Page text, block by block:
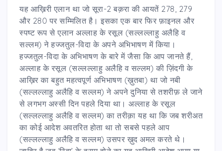
यह आख़िरी एलान था जो सूरा-2 बक़रा की आयतें 278, 279
और 280 पर सम्मिलित है। इसका एक बार फिर फ़ाइनल और
स्पष्ट रूप से एलान अल्लाह के रसूल (सल्लल्लाहु अलैहि व
सल्लम) ने हज्जतुल-विदा के अपने अभिभाषण में किया।
हज्जतुल-विदा के अभिभाषण के बारे में जैसा कि आप जानते हैं,
अल्लाह के रसूल (सल्लल्लाहु अलैहि व सल्लम) की ज़िंदगी के
आख़िर का बहुत महत्वपूर्ण अभिभाषण (ख़ुतबा) था जो नबी
(सल्लल्लाहु अलैहि व सल्लम) ने अपने दुनिया से तशरीफ़ ले जाने
से लगभग अस्सी दिन पहले दिया था। अल्लाह के रसूल
(सल्लल्लाहु अलैहि व सल्लम) का तरीक़ा यह था कि जब शरीअत
का कोई आदेश अवतरित होता था तो सबसे पहले आप
(सल्लल्लाहु अलैहि व सल्लम) उसपर ख़ुद अमल करते थे।